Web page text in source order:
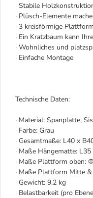
· Stabile
· Plüsch-Elemente
· 3 kreisförmige
· Ein Kratzbaum kann
· Wohnliches und
· Einfache Montage
Technische Daten:
· Material: Spanplatte,
· Farbe: Grau
· Gesamtmaße: L40 x
· Maße Hängematte:
· Maße Plattform oben:
· Maße Plattform Mitte
· Gewicht: 9,2 kg
· Belastbarkeit (pro